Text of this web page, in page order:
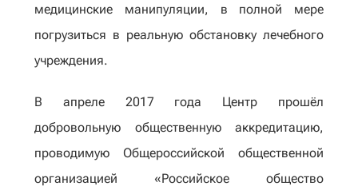
медицинские манипуляции, в полной мере
погрузиться в реальную обстановку лечебного
учреждения.
В апреле 2017 года Центр прошёл
добровольную общественную аккредитацию,
проводимую Общероссийской общественной
организацией «Российское общество